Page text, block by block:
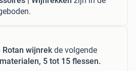
Rotan wijnrekde volgende
5 tot 15 flessen.